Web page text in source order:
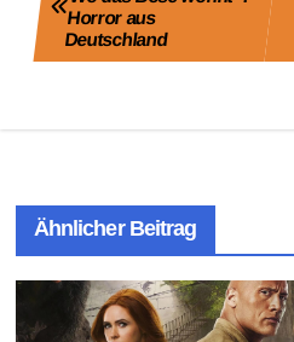
Horror aus
Deutschland
Ähnlicher Beitrag